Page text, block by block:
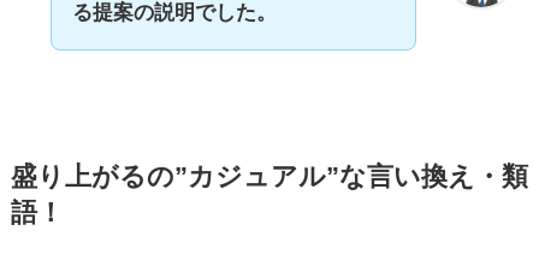
る提案の説明でした。
盛り上がるの”カジュアル”な言い換え・類
語！